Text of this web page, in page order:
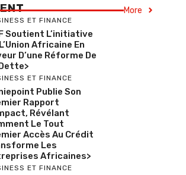
More
ET FINANCE
Soutient L’initiative
Africaine En
D’une Réforme De
ET FINANCE
Publie Son
Rapport
Révélant
Le Tout
Accès Au Crédit
Les
Africaines>
ET FINANCE